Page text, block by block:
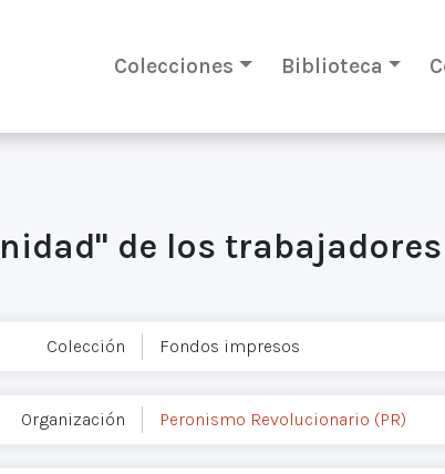
Colecciones Biblioteca
de los trabajadores
Colección Fondos impresos
Organización Peronismo Revolucionario (PR)